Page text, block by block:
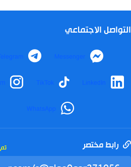
التواصل الاجتماعي
Messenger
LinkedIn
TikTok
WhatsApp
رابط مختصر